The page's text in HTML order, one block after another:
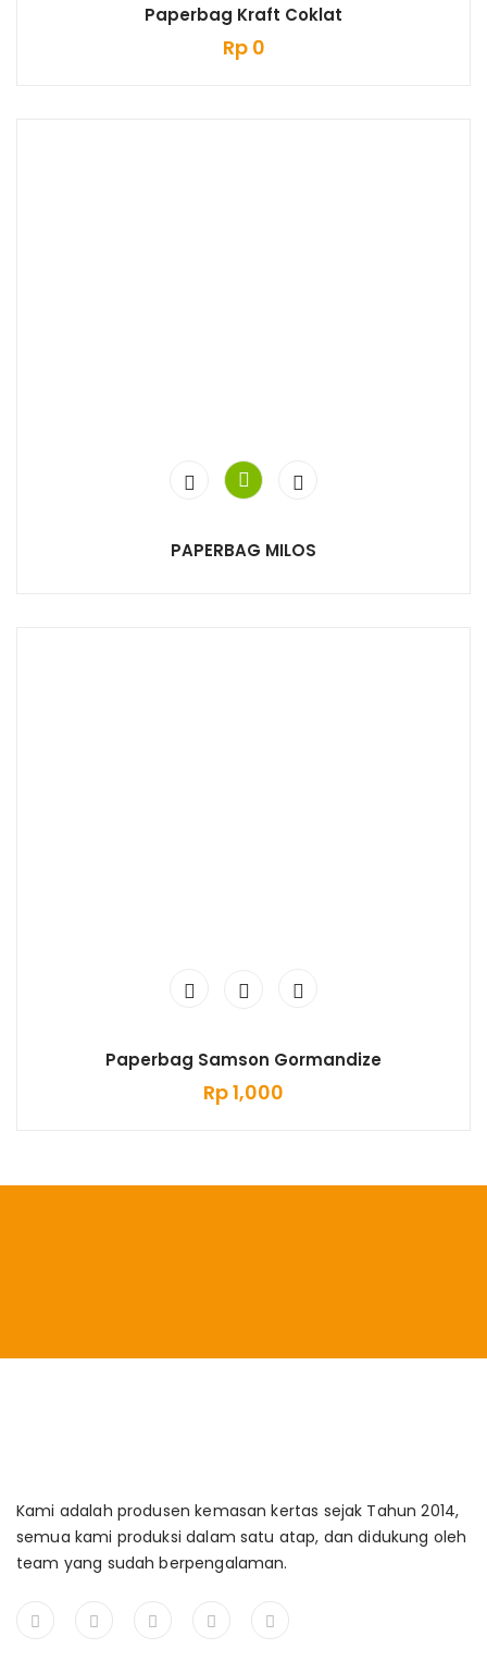
Paperbag Kraft Coklat
Rp0
PAPERBAG MILOS
Paperbag Samson Gormandize
Rp1,000
Kami adalah produsen kemasan kertas sejak Tahun 2014,
semua kami produksi dalam satu atap, dan didukung oleh
team yang sudah berpengalaman.